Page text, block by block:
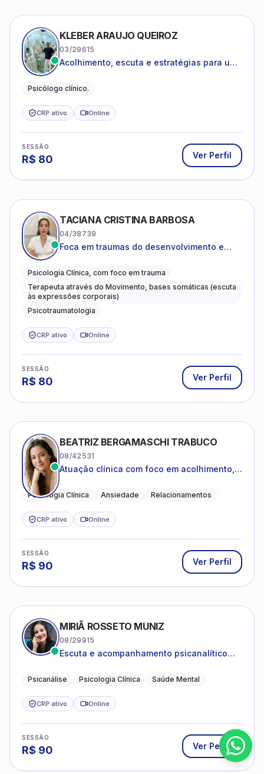
KLEBER ARAUJO QUEIROZ
03/29615
Acolhimento, escuta e estratégias para uma
Psicólogo clínico.
CRP ativo Online
SESSÃO
R$ 80 Ver Perfil
TACIANA CRISTINA BARBOSA
04/38739
Foca em traumas do desenvolvimento e
Psicologia Clínica, com foco em trauma
Terapeuta através do Movimento, bases somáticas (escuta
às expressões corporais)
Psicotraumatologia
CRP ativo Online
SESSÃO
R$ 80 Ver Perfil
BEATRIZ BERGAMASCHI TRABUCO
08/42531
Atuação clínica com foco em acolhimento,
Psicologia Clínica Ansiedade Relacionamentos
CRP ativo Online
SESSÃO
R$ 90 Ver Perfil
MIRIÃ ROSSETO MUNIZ
08/29915
Escuta e acompanhamento psicanalítico
Psicanálise Psicologia Clínica Saúde Mental
CRP ativo Online
SESSÃO
R$ 90 Ver Perfil